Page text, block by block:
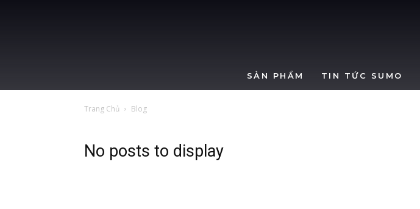
SẢN PHẨM TIN TỨC SUMO
Trang Chủ Blog
No posts to display